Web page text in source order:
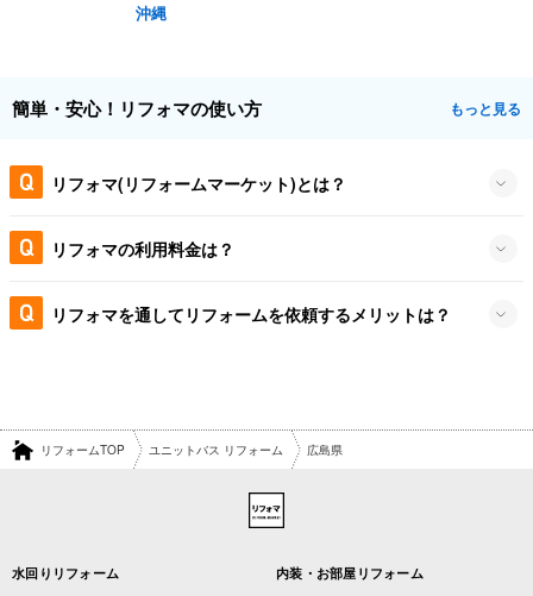
沖縄
簡単・安心！リフォマの使い方 もっと見る
リフォマ(リフォームマーケット)とは？
リフォマの利用料金は？
リフォマを通してリフォームを依頼するメリットは？
リフォームTOP ユニットバス リフォーム 広島県
水回りリフォーム 内装・お部屋リフォーム